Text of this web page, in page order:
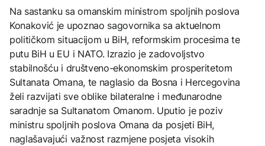
Na sastanku sa omanskim ministrom spoljnih poslova
Konaković je upoznao sagovornika sa aktuelnom
političkom situacijom u BiH, reformskim procesima te
putu BiH u EU i NATO. Izrazio je zadovoljstvo
stabilnošću i društveno-ekonomskim prosperitetom
Sultanata Omana, te naglasio da Bosna i Hercegovina
želi razvijati sve oblike bilateralne i međunarodne
saradnje sa Sultanatom Omanom. Uputio je poziv
ministru spoljnih poslova Omana da posjeti BiH,
naglašavajući važnost razmjene posjeta visokih